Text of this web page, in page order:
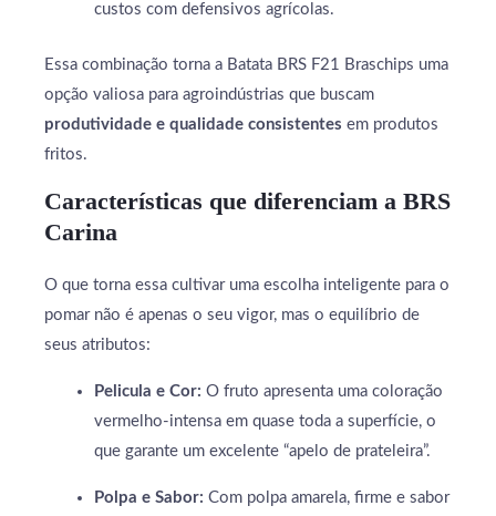
custos com defensivos agrícolas.
Essa combinação torna a Batata BRS F21 Braschips uma
opção valiosa para agroindústrias que buscam
produtividade e qualidade consistentes em produtos
fritos.
Características que diferenciam a BRS
Carina
O que torna essa cultivar uma escolha inteligente para o
pomar não é apenas o seu vigor, mas o equilíbrio de
seus atributos:
Pelicula e Cor: O fruto apresenta uma coloração
vermelho-intensa em quase toda a superfície, o
que garante um excelente “apelo de prateleira”.
Polpa e Sabor: Com polpa amarela, firme e sabor